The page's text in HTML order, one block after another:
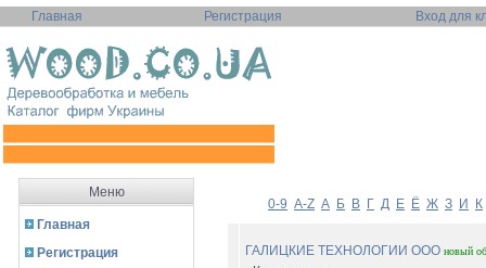
Главная Регистрация Вход для
Меню
Главная
Регистрация
0-9 A-Z А Б В Г Д Е Ё Ж З И К
ГАЛИЦКИЕ ТЕХНОЛОГИИ ООО новый